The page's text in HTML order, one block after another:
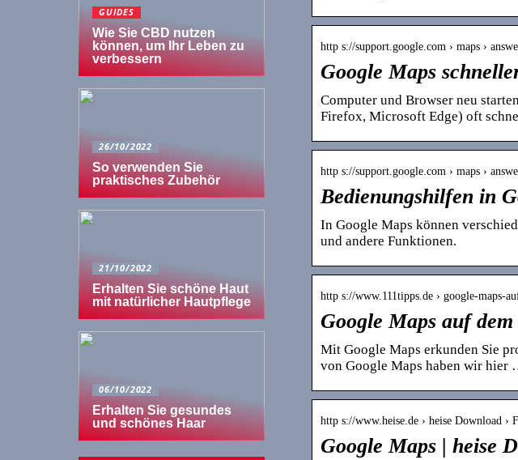
http s://support.google.com › maps ›
Google Maps
Computer und Browser neu
Firefox, Microsoft Edge) oft
http s://support.google.com › maps ›
Bedienungshilfen in
In Google Maps können
und andere Funktionen.
http s://www.111tipps.de › google-maps-
Google Maps auf
Mit Google Maps erkunden Sie
von Google Maps haben wir hier
http s://www.heise.de › heise Download ›
Google Maps | heise
GUIDES
Wie Sie CBD nutzen
können, um Ihr Leben zu
verbessern
26/10/2022
So verwenden Sie
praktisches Zubehör
21/10/2022
Erhalten Sie schöne Haut
mit natürlicher Hautpflege
06/10/2022
Erhalten Sie gesundes
und schönes Haar